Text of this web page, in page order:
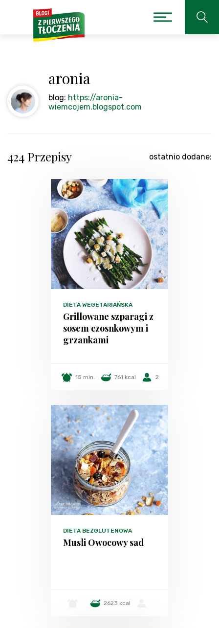
aronia
blog: https://aronia-
wiemcojem.blogspot.com
424 Przepisy ostatnio dodane:
DIETA WEGETARIAŃSKA
Grillowane szparagi z
sosem czosnkowym i
grzankami
15 min. 761 kcal 2
DIETA BEZGLUTENOWA
Musli Owocowy sad
2623 kcal